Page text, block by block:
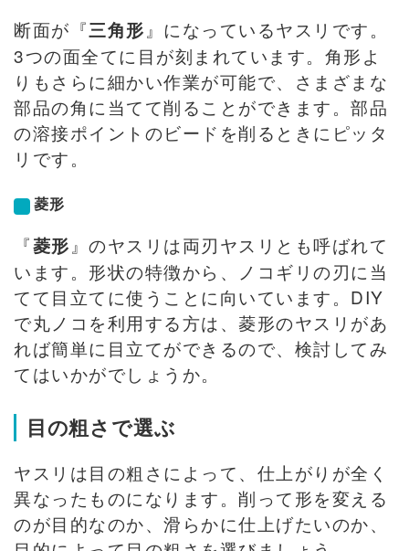
断面が『三角形』になっているヤスリです。
3つの面全てに目が刻まれています。角形よ
りもさらに細かい作業が可能で、さまざまな
部品の角に当てて削ることができます。部品
の溶接ポイントのビードを削るときにピッタ
リです。
菱形
『菱形』のヤスリは両刃ヤスリとも呼ばれて
います。形状の特徴から、ノコギリの刃に当
てて目立てに使うことに向いています。DIY
で丸ノコを利用する方は、菱形のヤスリがあ
れば簡単に目立てができるので、検討してみ
てはいかがでしょうか。
目の粗さで選ぶ
ヤスリは目の粗さによって、仕上がりが全く
異なったものになります。削って形を変える
のが目的なのか、滑らかに仕上げたいのか、